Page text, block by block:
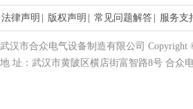
法律声明 版权声明 常见问题解答 服务支
武汉市合众电气设备制造有限公司 Copyright
地 址：武汉市黄陂区横店街富智路8号 合众